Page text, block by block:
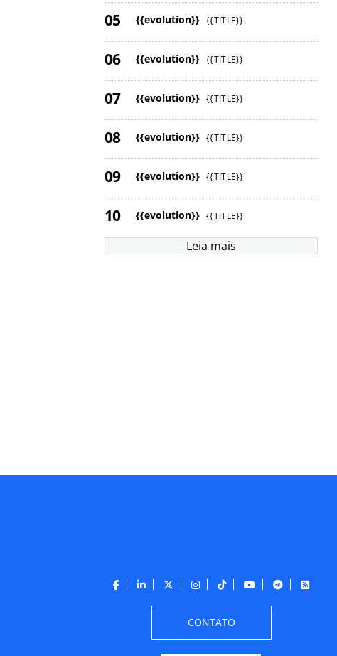
{{evolution}} {{TITLE}}
{{evolution}} {{TITLE}}
{{evolution}} {{TITLE}}
{{evolution}} {{TITLE}}
{{evolution}} {{TITLE}}
{{evolution}} {{TITLE}}
Leia mais
CONTATO